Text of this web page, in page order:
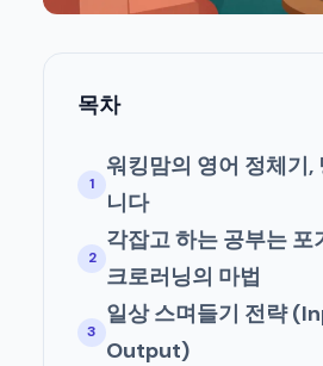
목차
1
워킹맘의 영어 정체기,
니다
2
각잡고 하는 공부는 포
크로러닝의 마법
3
일상 스며들기 전략
Output)